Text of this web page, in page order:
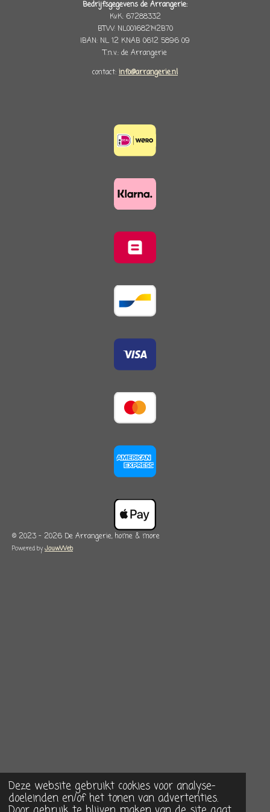
Deze website gebruikt cookies voor analyse-
doeleinden en/of het tonen van advertenties.
Bedrijfsgegevens de Arrangerie:
KvK: 67288332
BTW: NL001682142B70
IBAN: NL 12 KNAB 0612 5896 09
T.n.v.: de Arrangerie
contact: info@arrangerie.nl
© 2023 - 2026 De Arrangerie, home & more
Powered byJouwWeb